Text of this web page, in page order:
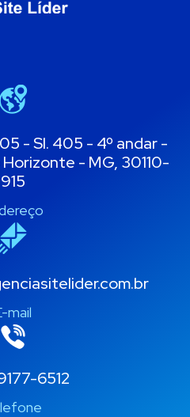
- Sl. 405 - 4º andar -
- MG, 30110-
915
mail
6512